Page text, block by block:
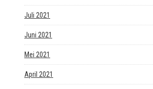
Juli 2021
Juni 2021
Mei 2021
April 2021